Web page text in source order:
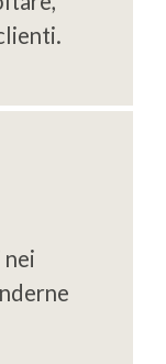
nei